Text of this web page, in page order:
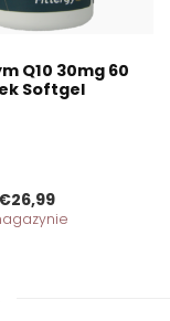
Q10 30mg 60
Softgel
€26,99